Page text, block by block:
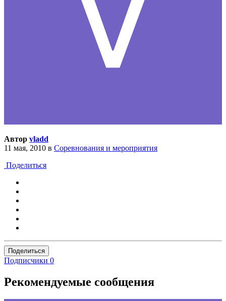
Автор vladd
11 мая, 2010 в Соревнования и мероприятия
Поделиться
Поделиться
Подписчики 0
Рекомендуемые сообщения